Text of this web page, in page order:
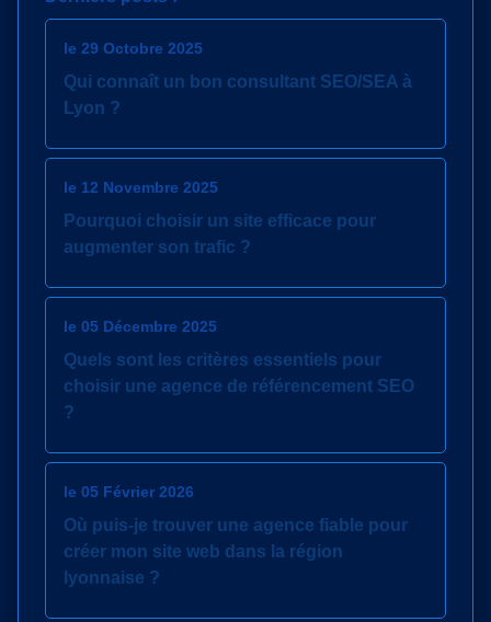
le 29 Octobre 2025
Qui connaît un bon consultant SEO/SEA à
Lyon ?
le 12 Novembre 2025
Pourquoi choisir un site efficace pour
augmenter son trafic ?
le 05 Décembre 2025
Quels sont les critères essentiels pour
choisir une agence de référencement SEO
?
le 05 Février 2026
Où puis-je trouver une agence fiable pour
créer mon site web dans la région
lyonnaise ?